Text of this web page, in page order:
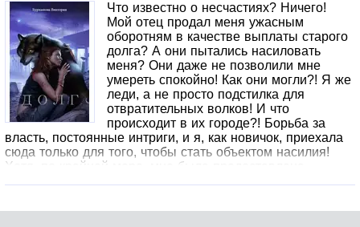
Что известно о несчастиях? Ничего!
Мой отец продал меня ужасным
оборотням в качестве выплаты старого
долга? А они пытались насиловать
меня? Они даже не позволили мне
умереть спокойно! Как они могли?! Я же
леди, а не просто подстилка для
отвратительных волков! И что
происходит в их городе?! Борьба за
власть, постоянные интриги, и я, как новичок, приехала
сюда только для того, чтобы стать объектом насилия!
Хотя, по крайней мере, мне была предоставлена